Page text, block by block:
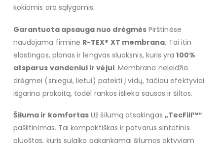
kokiomis oro sąlygomis.
Garantuota apsauga nuo drėgmėsPirštinėse
naudojama firminė R-TEX® XT membrana. Tai itin
elastingas, plonas ir lengvas sluoksnis, kuris yra100%
atsparus vandeniui ir vėjui. Membrana neleidžia
drėgmei (sniegui, lietui) patekti į vidų, tačiau efektyviai
išgarina prakaitą, todėl rankos išlieka sausos ir šiltos.
Šiluma ir komfortas Už šilumą atsakingas „TecFill™“
pašiltinimas. Tai kompaktiškas ir patvarus sintetinis
pluoštas, kuris sulaiko pakankamai šilumos aktyviam